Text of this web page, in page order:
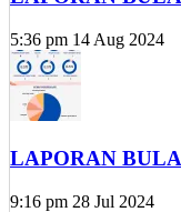
5:36 pm 14 Aug 2024
LAPORAN
9:16 pm 28 Jul 2024